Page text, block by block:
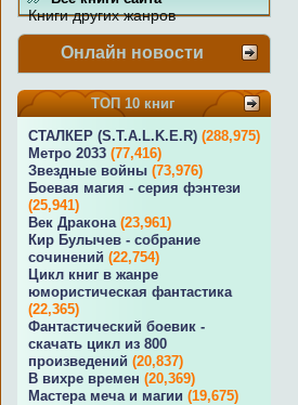
Книги других жанров
Онлайн новости
ТОП 10 книг
СТАЛКЕР (S.T.A.L.K.E.R) (288,975)
Метро 2033 (77,416)
Звездные войны (73,976)
Боевая магия - серия фэнтези
(25,941)
Век Дракона (23,961)
Кир Булычев - собрание
сочинений (22,754)
Цикл книг в жанре
юмористическая фантастика
(22,365)
Фантастический боевик -
скачать цикл из 800
произведений (20,837)
В вихре времен (20,369)
Мастера меча и магии (19,675)